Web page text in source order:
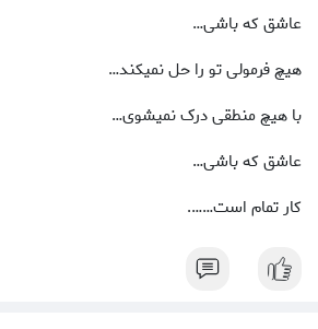
عاشق که باشی…
هیچ فرمولی تو را حل نمیکند…
با هیچ منطقی درک نمیشوی…
عاشق که باشی…
کار تمام است…….